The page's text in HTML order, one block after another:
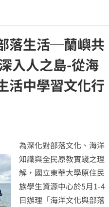
落生活─蘭嶼共
入人之島-從海
活中學習文化行
為深化對部落文化、海洋
知識與全民原教實踐之理
解，國立東華大學原住民
族學生資源中心於5月1-4
日辦理「海洋文化與部落